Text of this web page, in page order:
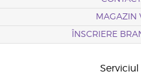
MAGAZIN
ÎNSCRIERE